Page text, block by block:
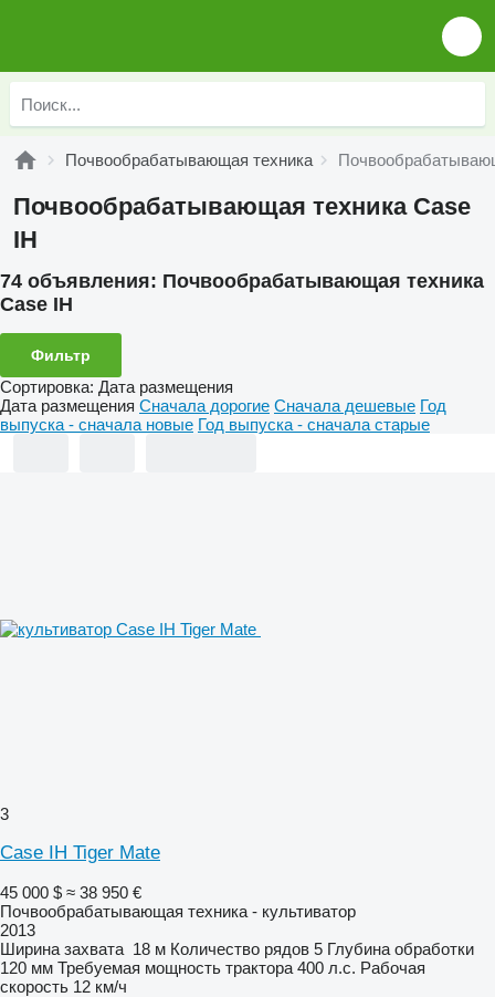
Почвообрабатывающая техника
Почвообрабатывающая техника Case
IH
74 объявления: Почвообрабатывающая техника
Case IH
Фильтр
Сортировка: Дата размещения
Дата размещения Сначала дорогие Сначала дешевые Год
выпуска - сначала новые Год выпуска - сначала старые
3
Case IH Tiger Mate
45 000 $ ≈ 38 950 €
Почвообрабатывающая техника - культиватор
2013
Ширина захвата 18 м Количество рядов 5 Глубина обработки
120 мм Требуемая мощность трактора 400 л.с. Рабочая
скорость 12 км/ч